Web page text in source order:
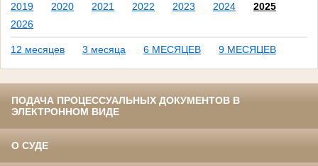
2019 2020 2021 2022 2023 2024
2025
2026
12 месяцев 3 месяца 6 МЕСЯЦЕВ 9 МЕСЯЦЕВ
ПОДАЧА ПРОЦЕССУАЛЬНЫХ ДОКУМЕНТОВ В
ЭЛЕКТРОННОМ ВИДЕ
О СУДЕ